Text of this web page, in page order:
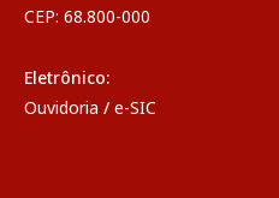
CEP: 68.800-000
Eletrônico:
Ouvidoria / e-SIC